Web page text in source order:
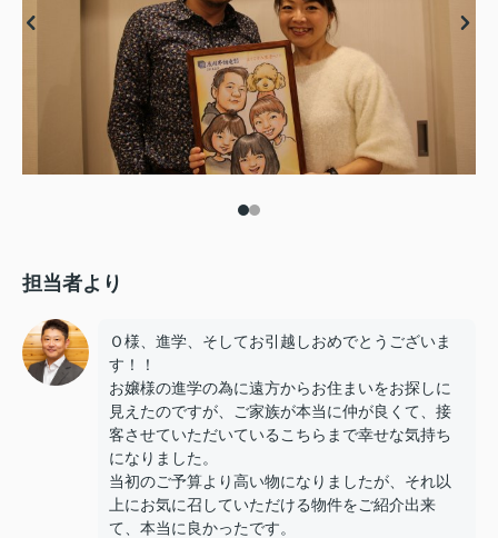
担当者より
Ｏ様、進学、そしてお引越しおめでとうございま
す！！
お嬢様の進学の為に遠方からお住まいをお探しに
見えたのですが、ご家族が本当に仲が良くて、接
客させていただいているこちらまで幸せな気持ち
になりました。
当初のご予算より高い物になりましたが、それ以
上にお気に召していただける物件をご紹介出来
て、本当に良かったです。